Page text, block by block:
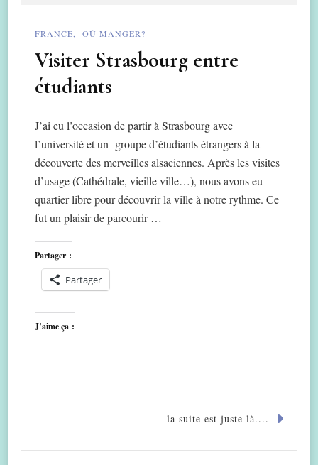
FRANCE OÙ MANGER?
Visiter Strasbourg entre
étudiants
J’ai eu l’occasion de partir à Strasbourg avec
l’université et un groupe d’étudiants étrangers à la
découverte des merveilles alsaciennes. Après les visites
d’usage (Cathédrale, vieille ville…), nous avons eu
quartier libre pour découvrir la ville à notre rythme. Ce
fut un plaisir de parcourir …
Partager :
Partager
J’aime ça :
la suite est juste là....